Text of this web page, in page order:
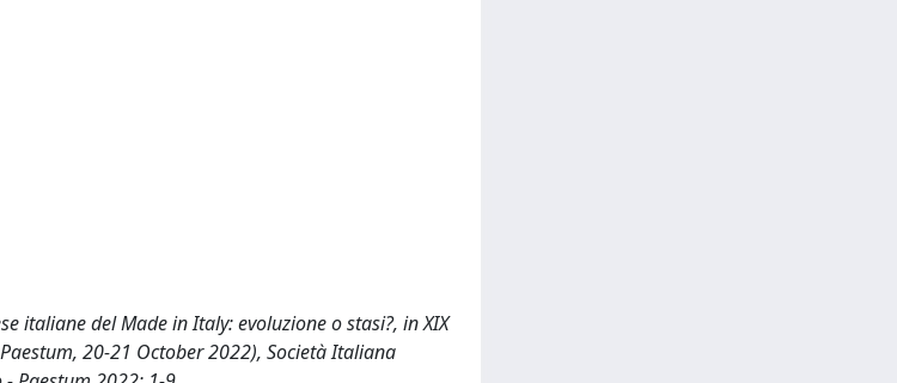
italiane del Made in Italy: evoluzione o stasi?, in XIX
20-21 October 2022), Società Italiana